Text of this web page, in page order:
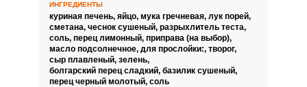
питания или тем, кто любит
посчитать калорийность блюд.
Мы предлагаем сделать
печеночный торт с прослойкой
из творога и плавленого сыра,
получается очень нежно и не
менее вкусно.
ИНГРЕДИЕНТЫ
куриная печень, яйцо, мука гречневая, лук порей,
сметана, чеснок сушеный, разрыхлитель теста,
соль, перец лимонный, приправа (на выбор),
масло подсолнечное, для прослойки:, творог,
сыр плавленый, зелень,
болгарский перец сладкий, базилик сушеный,
перец черный молотый, соль